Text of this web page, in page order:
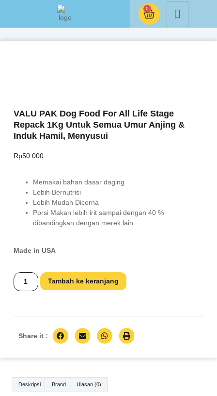
0
VALU PAK Dog Food For All Life Stage
Repack 1Kg Untuk Semua Umur Anjing &
Induk Hamil, Menyusui
Rp50.000
Memakai bahan dasar daging
Lebih Bernutrisi
Lebih Mudah Dicerna
Porsi Makan lebih irit sampai dengan 40 %
dibandingkan dengan merek lain
Made in USA
Tambah ke keranjang
Share it :
Deskripsi Brand Ulasan (0)